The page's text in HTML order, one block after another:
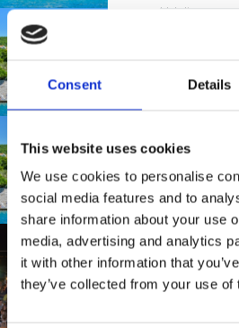
Consent Details
This website uses cookies
We use cookies to personalise
social media features and to
share information about your use
media, advertising and analytics
it with other information that
they’ve collected from your use
Udaljenost
HOTEL
Mjesto:
Udaljenost
9TH
WITH A
THE SEA